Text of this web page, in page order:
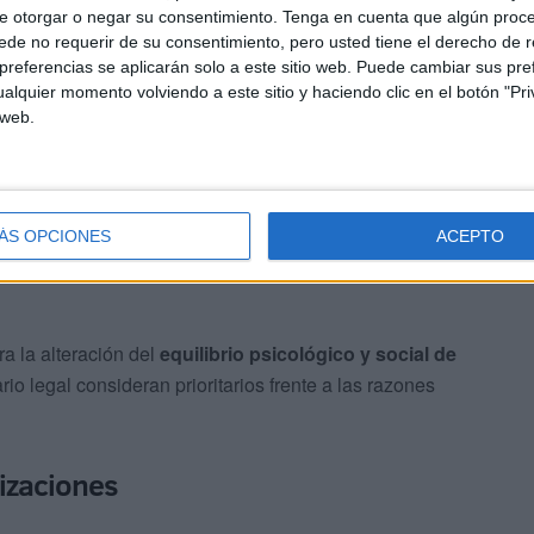
otorgar o negar su consentimiento. Tenga en cuenta que algún
no requerir de su consentimiento, pero usted tiene el derecho de
se aplicarán solo a este sitio web. Puede cambiar sus
momento volviendo a este sitio y haciendo clic en el botón
OPCIONES ACEPTO
queel cambio de horano es una medida inocua. Se ha
la alteración del equilibrio psicológico y social de
legal consideran prioritarios frente a las razones